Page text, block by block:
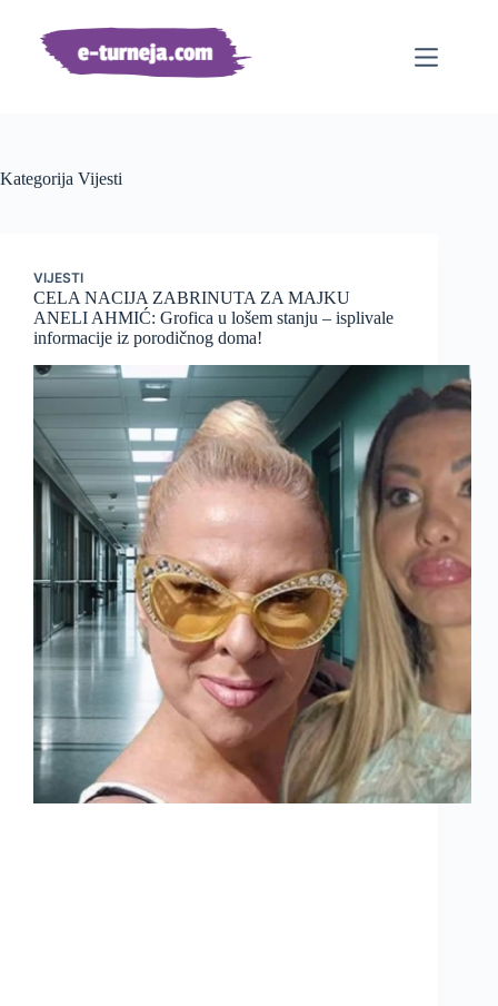
sadržaj
Kategorija Vijesti
VIJESTI
CELA NACIJA ZABRINUTA ZA MAJKU
ANELI AHMIĆ: Grofica u lošem stanju – isplivale
informacije iz porodičnog doma!